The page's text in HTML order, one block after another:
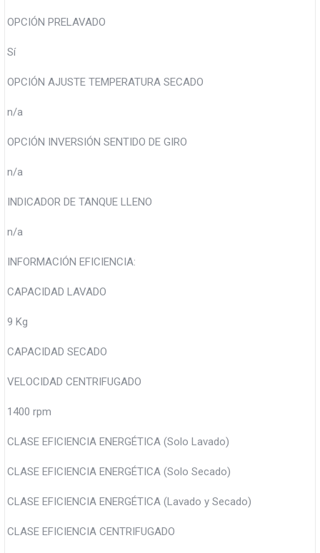
OPCIÓN PRELAVADO
Sí
OPCIÓN AJUSTE TEMPERATURA SECADO
n/a
OPCIÓN INVERSIÓN SENTIDO DE GIRO
n/a
INDICADOR DE TANQUE LLENO
n/a
INFORMACIÓN EFICIENCIA:
CAPACIDAD LAVADO
9 Kg
CAPACIDAD SECADO
VELOCIDAD CENTRIFUGADO
1400 rpm
CLASE EFICIENCIA ENERGÉTICA (Solo Lavado)
CLASE EFICIENCIA ENERGÉTICA (Solo Secado)
CLASE EFICIENCIA ENERGÉTICA (Lavado y Secado)
CLASE EFICIENCIA CENTRIFUGADO